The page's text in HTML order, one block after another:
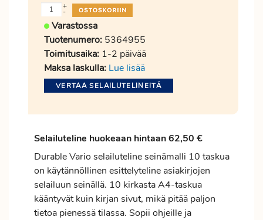
-
+
Varastossa
Tuotenumero: 5364955
Toimitusaika: 1-2 päivää
Maksa laskulla: Lue lisää
VERTAA SELAILUTELINEITÄ
Selailuteline huokeaan hintaan 62,50 €
Durable Vario selailuteline seinämalli 10 taskua
on käytännöllinen esittelyteline asiakirjojen
selailuun seinällä. 10 kirkasta A4-taskua
kääntyvät kuin kirjan sivut, mikä pitää paljon
tietoa pienessä tilassa. Sopii ohjeille ja